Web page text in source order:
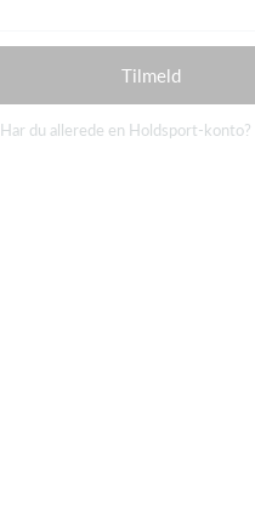
Tilmeld
Har du allerede en Holdsport-konto?